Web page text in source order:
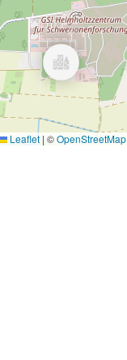
Leaflet | ©OpenStreetMap